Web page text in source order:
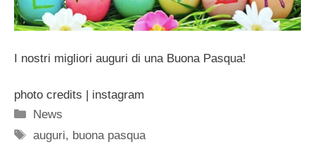
I nostri migliori auguri di una Buona Pasqua!
photo credits | instagram
Categorie
News
Tag
auguri, buona pasqua